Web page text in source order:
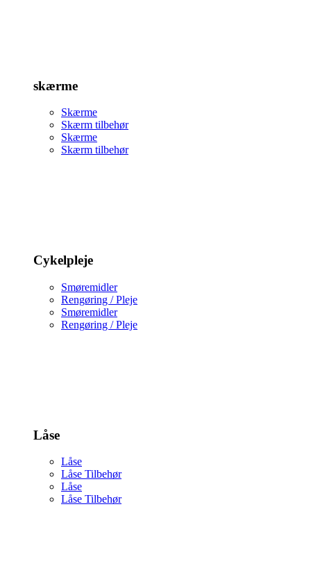
skærme
Skærme
Skærm tilbehør
Skærme
Skærm tilbehør
Cykelpleje
Smøremidler
Rengøring / Pleje
Smøremidler
Rengøring / Pleje
Låse
Låse
Låse Tilbehør
Låse
Låse Tilbehør